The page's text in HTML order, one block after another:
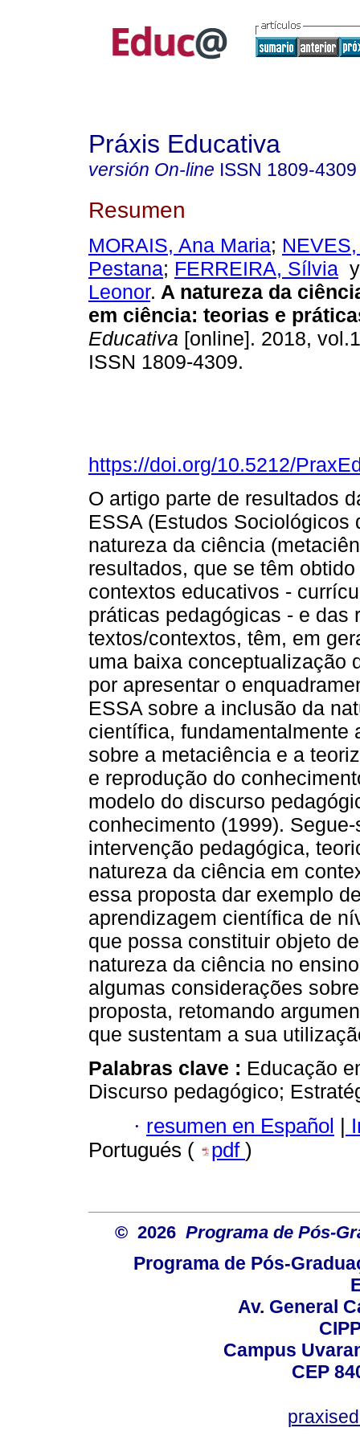
Práxis Educativa
versión On-line ISSN 1809-4309
Resumen
MORAIS, Ana Maria;
Pestana; FERREIRA, Sílvia
Leonor. A natureza da
em ciência: teorias e
Educativa [online]. 2018,
ISSN 1809-4309.
https://doi.org/10.5212/
O artigo parte de resultados
ESSA (Estudos Sociológicos
natureza da ciência
resultados, que se têm
contextos educativos -
práticas pedagógicas - e das
textos/contextos, têm, em
uma baixa conceptualização
por apresentar o
ESSA sobre a inclusão da
científica, fundamentalmente
sobre a metaciência e a
e reprodução do
modelo do discurso
conhecimento (1999).
intervenção pedagógica,
natureza da ciência em
essa proposta dar exemplo
aprendizagem científica de
que possa constituir objeto
natureza da ciência no
algumas considerações
proposta, retomando
que sustentam a sua
Palabras clave : Educação
Discurso pedagógico;
· resumen en Español |
Portugués (
pdf )
© 2026 Programa de Pós-
Programa de Pós-
Av. General
Campus
CEP